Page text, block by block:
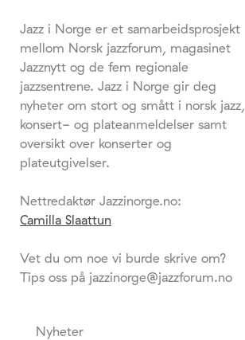
Jazz i Norge er et samarbeidsprosjekt
mellom Norsk jazzforum, magasinet
Jazznytt og de fem regionale
jazzsentrene. Jazz i Norge gir deg
nyheter om stort og smått i norsk jazz,
konsert- og plateanmeldelser samt
oversikt over konserter og
plateutgivelser.
Nettredaktør Jazzinorge.no:
Camilla Slaattun
Vet du om noe vi burde skrive om?
Tips oss på jazzinorge@jazzforum.no
Nyheter